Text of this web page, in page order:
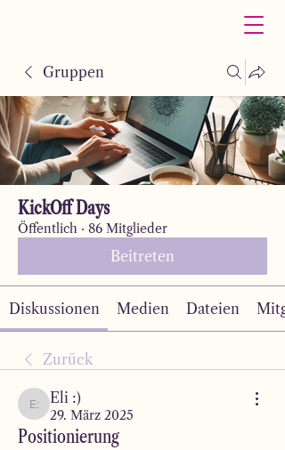
Gruppen
KickOff Days
Öffentlich · 86 Mitglieder
Beitreten
Diskussionen Medien Dateien
Zurück
Eli :)
Eli :)
29. März 2025
Positionierung